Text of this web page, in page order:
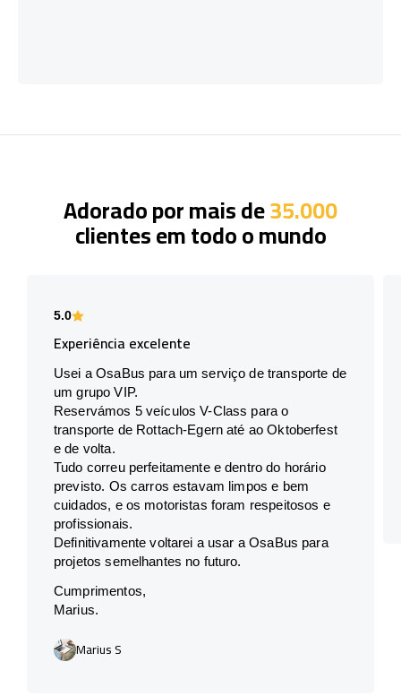
Adorado por mais de35.000
clientes em todo o mundo
5.0
Experiência excelente
Usei a OsaBus para um serviço de transporte de
um grupo VIP.
Reservámos 5 veículos V-Class para o
transporte de Rottach-Egern até ao Oktoberfest
e de volta.
Tudo correu perfeitamente e dentro do horário
previsto. Os carros estavam limpos e bem
cuidados, e os motoristas foram respeitosos e
profissionais.
Definitivamente voltarei a usar a OsaBus para
projetos semelhantes no futuro.
Cumprimentos,
Marius.
Marius S